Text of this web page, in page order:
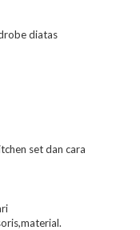
diatas
set dan cara